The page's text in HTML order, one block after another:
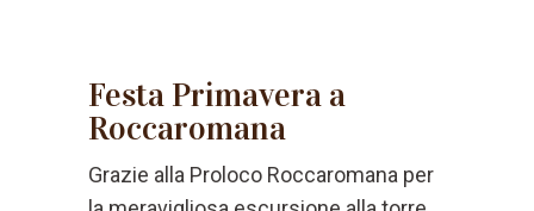
Festa Primavera a
Roccaromana
Grazie alla Proloco Roccaromana per